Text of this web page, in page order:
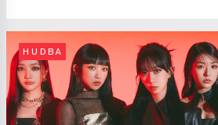
HUDBA